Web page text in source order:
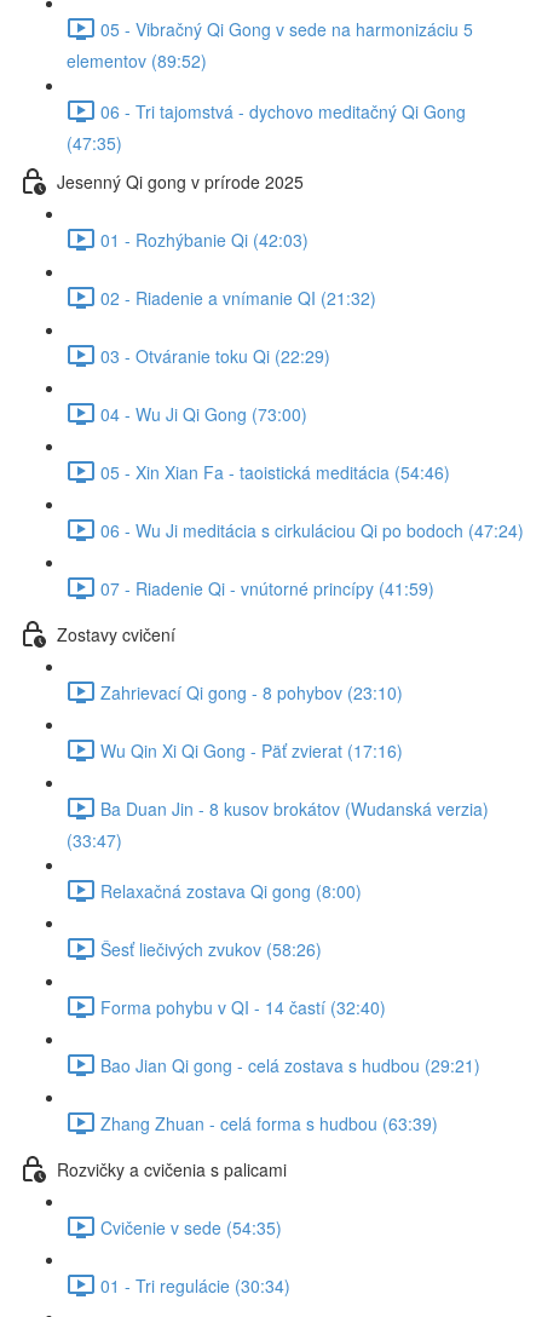
05 - Vibračný Qi Gong v sede na harmonizáciu 5
elementov (89:52)
06 - Tri tajomstvá - dychovo meditačný Qi Gong
(47:35)
Jesenný Qi gong v prírode 2025
01 - Rozhýbanie Qi (42:03)
02 - Riadenie a vnímanie QI (21:32)
03 - Otváranie toku Qi (22:29)
04 - Wu Ji Qi Gong (73:00)
05 - Xin Xian Fa - taoistická meditácia (54:46)
06 - Wu Ji meditácia s cirkuláciou Qi po bodoch (47:24)
07 - Riadenie Qi - vnútorné princípy (41:59)
Zostavy cvičení
Zahrievací Qi gong - 8 pohybov (23:10)
Wu Qin Xi Qi Gong - Päť zvierat (17:16)
Ba Duan Jin - 8 kusov brokátov (Wudanská verzia)
(33:47)
Relaxačná zostava Qi gong (8:00)
Šesť liečivých zvukov (58:26)
Forma pohybu v QI - 14 častí (32:40)
Bao Jian Qi gong - celá zostava s hudbou (29:21)
Zhang Zhuan - celá forma s hudbou (63:39)
Rozvičky a cvičenia s palicami
Cvičenie v sede (54:35)
01 - Tri regulácie (30:34)